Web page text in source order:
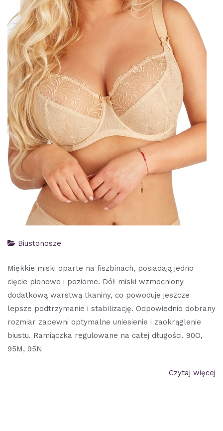
Biustonosze
Miękkie miski oparte na fiszbinach, posiadają jedno
cięcie pionowe i poziome. Dół miski wzmocniony
dodatkową warstwą tkaniny, co powoduje jeszcze
lepsze podtrzymanie i stabilizację. Odpowiednio dobrany
rozmiar zapewni optymalne uniesienie i zaokrąglenie
biustu. Ramiączka regulowane na całej długości. 90O,
95M, 95N
Czytaj więcej